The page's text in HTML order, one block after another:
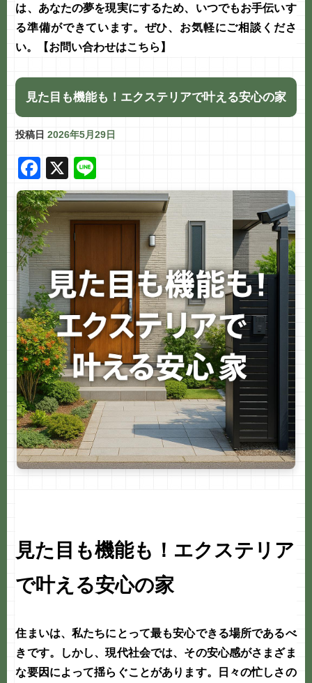
は、あなたの夢を現実にするため、いつでもお手伝いす
る準備ができています。ぜひ、お気軽にご相談くださ
い。
【お問い合わせはこちら】
見た目も機能も！エクステリアで叶える安心の家
投稿日 2026年5月29日
F
a
c
e
b
o
o
k
X
n
e
見た目も機能も！エクステリア
で叶える安心の家
住まいは、私たちにとって最も安心できる場所であるべ
きです。しかし、現代社会では、その安心感がさまざま
な要因によって揺らぐことがあります。日々の忙しさの